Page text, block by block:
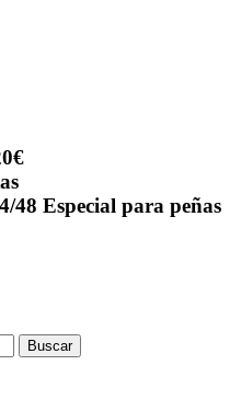
48 Especial para peñas
Buscar